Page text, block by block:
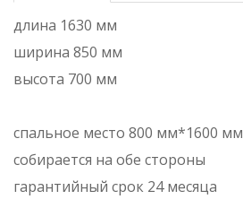
длина 1630 мм
ширина 850 мм
высота 700 мм
спальное место 800 мм*1600 мм
собирается на обе стороны
гарантийный срок 24 месяца